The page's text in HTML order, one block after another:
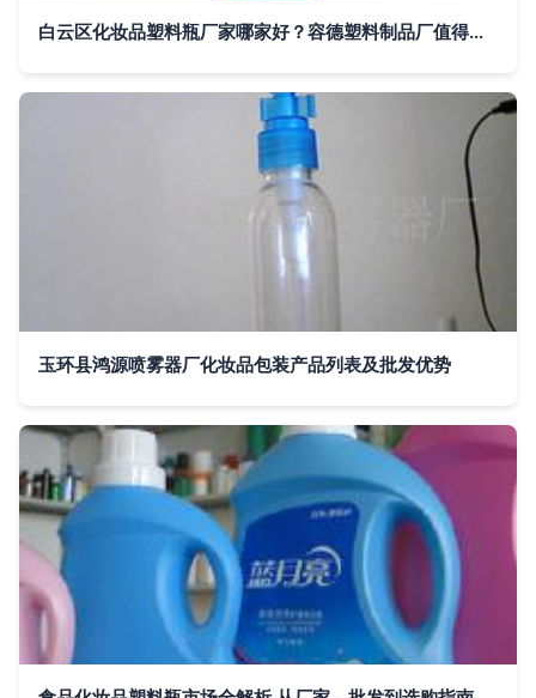
白云区化妆品塑料瓶厂家哪家好？容德塑料制品厂值得您的信赖
玉环县鸿源喷雾器厂化妆品包装产品列表及批发优势